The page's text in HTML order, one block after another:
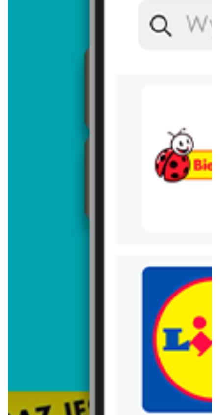
Trafiłeś na nieaktualną gazetkę
Zobacz aktualne gazetki Blix!